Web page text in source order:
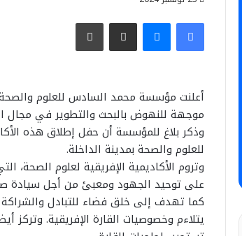
فيسبوكماسنجر مشاركة عبر البريد طباعة
أعلنت مؤسسة محمد السادس للعلوم
موجهة للنهوض بالبحث والتطوير في مجال
للعلوم والصحة بمدينة الداخلة.
وتروم الأكاديمية الإفريقية لعلوم الصحة،
على توحيد الجهود ومعبئ من أجل سيادة
كما تهدف إلى خلق فضاء للتبادل
يتلاءم وخصوصيات القارة الإفريقية.